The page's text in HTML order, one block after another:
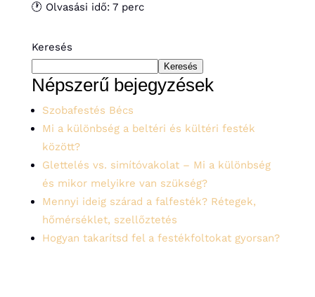
🕐 Olvasási idő: 7 perc
Keresés
Keresés
Népszerű bejegyzések
Szobafestés Bécs
Mi a különbség a beltéri és kültéri festék
között?
Glettelés vs. simítóvakolat – Mi a különbség
és mikor melyikre van szükség?
Mennyi ideig szárad a falfesték? Rétegek,
hőmérséklet, szellőztetés
Hogyan takarítsd fel a festékfoltokat gyorsan?